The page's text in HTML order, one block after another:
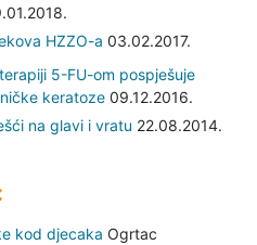
HZZO-a 03.02.2017.
5-FU-om pospješuje
keratoze09.12.2016.
na glavi i vratu 22.08.2014.
kod djecaka Ogrtac